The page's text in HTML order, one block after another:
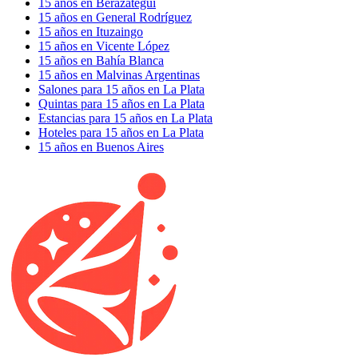
15 años en Berazategui
15 años en General Rodríguez
15 años en Ituzaingo
15 años en Vicente López
15 años en Bahía Blanca
15 años en Malvinas Argentinas
Salones para 15 años en La Plata
Quintas para 15 años en La Plata
Estancias para 15 años en La Plata
Hoteles para 15 años en La Plata
15 años en Buenos Aires